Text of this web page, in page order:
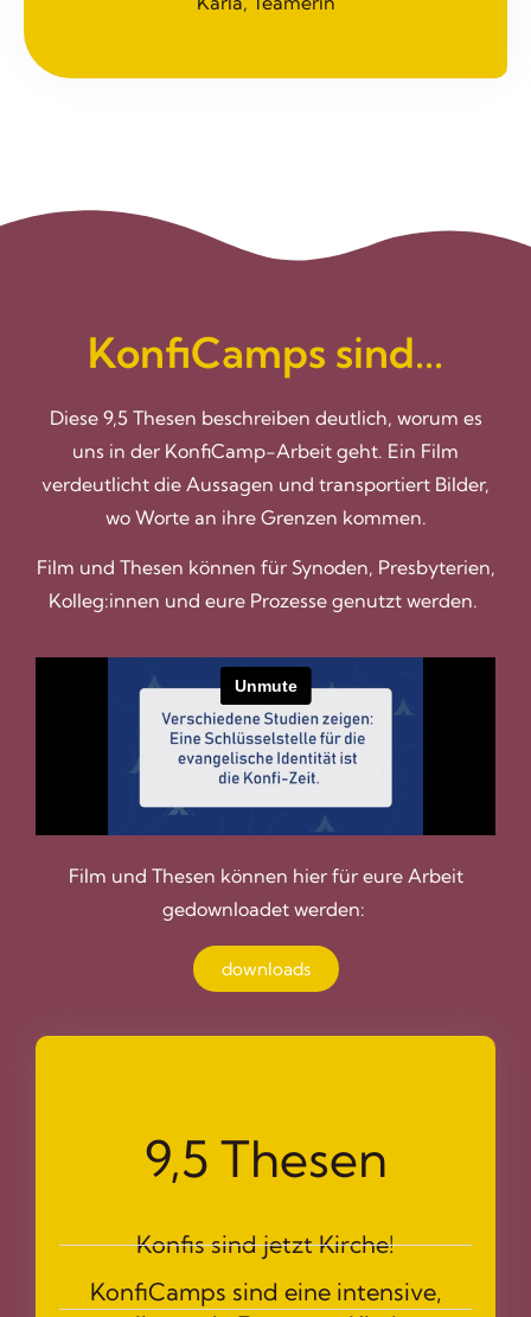
KonfiCamps sind...
Diese 9,5 Thesen beschreiben deutlich, worum es
uns in der KonfiCamp-Arbeit geht. Ein Film
verdeutlicht die Aussagen und transportiert Bilder,
wo Worte an ihre Grenzen kommen.
Film und Thesen können für Synoden, Presbyterien,
Kolleg:innen und eure Prozesse genutzt werden.
Film und Thesen können hier für eure Arbeit
gedownloadet werden:
downloads
9,5 Thesen
Konfis sind jetzt Kirche!
KonfiCamps sind eine intensive,